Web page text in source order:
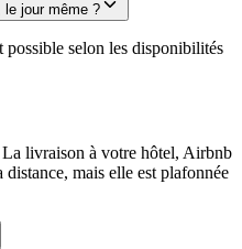
le jour même ?
selon les disponibilités
livraison à votre hôtel, Airbnb
mais elle est plafonnée